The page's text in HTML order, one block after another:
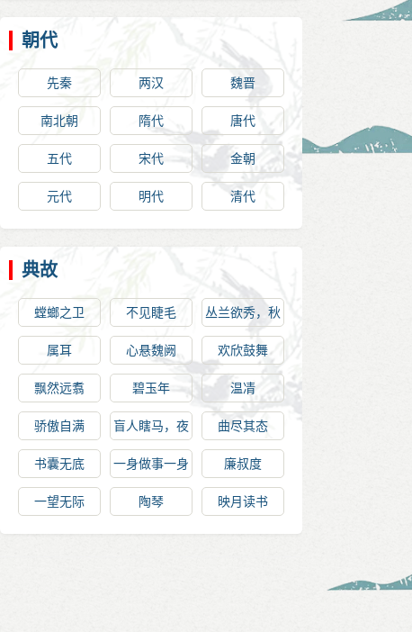
朝代
先秦 两汉 魏晋
南北朝 隋代 唐代
五代 宋代 金朝
元代 明代 清代
典故
螳螂之卫 不见睫毛
丛兰欲秀，秋
风败之
属耳 心悬魏阙 欢欣鼓舞
飘然远翥 碧玉年 温凊
骄傲自满
盲人瞎马，夜
半临池
曲尽其态
书囊无底
一身做事一身
当
廉叔度
一望无际 陶琴 映月读书